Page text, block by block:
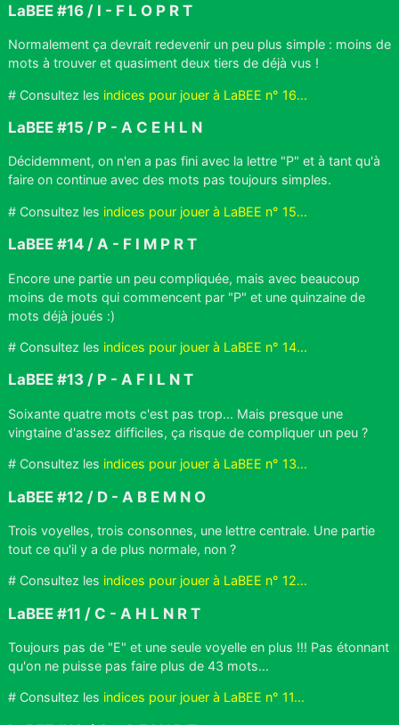
LaBEE #16 / I - F L O P R T
Normalement ça devrait redevenir un peu plus simple : moins de
mots à trouver et quasiment deux tiers de déjà vus !
# Consultez les indices pour jouer à LaBEE n° 16...
LaBEE #15 / P - A C E H L N
Décidemment, on n'en a pas fini avec la lettre "P" et à tant qu'à
faire on continue avec des mots pas toujours simples.
# Consultez les indices pour jouer à LaBEE n° 15...
LaBEE #14 / A - F I M P R T
Encore une partie un peu compliquée, mais avec beaucoup
moins de mots qui commencent par "P" et une quinzaine de
mots déjà joués :)
# Consultez les indices pour jouer à LaBEE n° 14...
LaBEE #13 / P - A F I L N T
Soixante quatre mots c'est pas trop... Mais presque une
vingtaine d'assez difficiles, ça risque de compliquer un peu ?
# Consultez les indices pour jouer à LaBEE n° 13...
LaBEE #12 / D - A B E M N O
Trois voyelles, trois consonnes, une lettre centrale. Une partie
tout ce qu'il y a de plus normale, non ?
# Consultez les indices pour jouer à LaBEE n° 12...
LaBEE #11 / C - A H L N R T
Toujours pas de "E" et une seule voyelle en plus !!! Pas étonnant
qu'on ne puisse pas faire plus de 43 mots...
# Consultez les indices pour jouer à LaBEE n° 11...